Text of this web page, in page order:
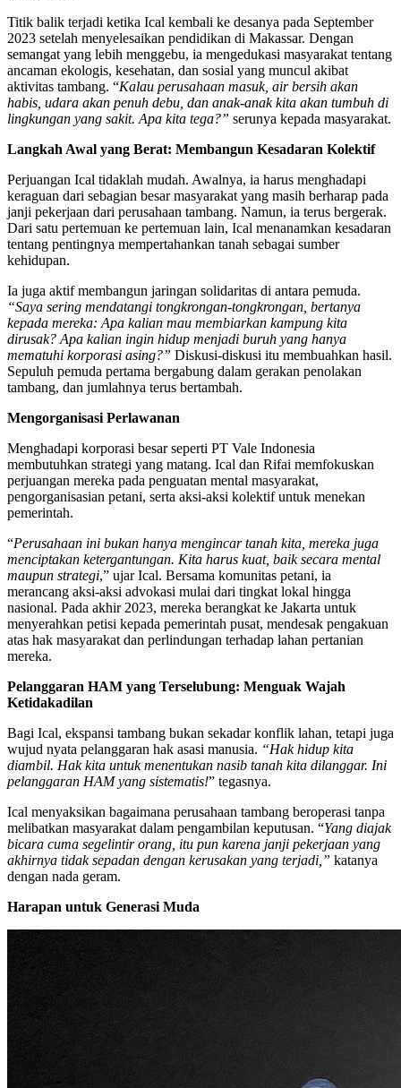
Titik balik terjadi ketika Ical kembali ke desanya pada September
2023 setelah menyelesaikan pendidikan di Makassar. Dengan
semangat yang lebih menggebu, ia mengedukasi masyarakat tentang
ancaman ekologis, kesehatan, dan sosial yang muncul akibat
aktivitas tambang. “Kalau perusahaan masuk, air bersih akan
habis, udara akan penuh debu, dan anak-anak kita akan tumbuh di
lingkungan yang sakit. Apa kita tega?” serunya kepada masyarakat.
Langkah Awal yang Berat: Membangun Kesadaran Kolektif
Perjuangan Ical tidaklah mudah. Awalnya, ia harus menghadapi
keraguan dari sebagian besar masyarakat yang masih berharap pada
janji pekerjaan dari perusahaan tambang. Namun, ia terus bergerak.
Dari satu pertemuan ke pertemuan lain, Ical menanamkan kesadaran
tentang pentingnya mempertahankan tanah sebagai sumber
kehidupan.
Ia juga aktif membangun jaringan solidaritas di antara pemuda.
“Saya sering mendatangi tongkrongan-tongkrongan, bertanya
kepada mereka: Apa kalian mau membiarkan kampung kita
dirusak? Apa kalian ingin hidup menjadi buruh yang hanya
mematuhi korporasi asing?” Diskusi-diskusi itu membuahkan hasil.
Sepuluh pemuda pertama bergabung dalam gerakan penolakan
tambang, dan jumlahnya terus bertambah.
Mengorganisasi Perlawanan
Menghadapi korporasi besar seperti PT Vale Indonesia
membutuhkan strategi yang matang. Ical dan Rifai memfokuskan
perjuangan mereka pada penguatan mental masyarakat,
pengorganisasian petani, serta aksi-aksi kolektif untuk menekan
pemerintah.
“Perusahaan ini bukan hanya mengincar tanah kita, mereka juga
menciptakan ketergantungan. Kita harus kuat, baik secara mental
maupun strategi,” ujar Ical. Bersama komunitas petani, ia
merancang aksi-aksi advokasi mulai dari tingkat lokal hingga
nasional. Pada akhir 2023, mereka berangkat ke Jakarta untuk
menyerahkan petisi kepada pemerintah pusat, mendesak pengakuan
atas hak masyarakat dan perlindungan terhadap lahan pertanian
mereka.
Pelanggaran HAM yang Terselubung: Menguak Wajah
Ketidakadilan
Bagi Ical, ekspansi tambang bukan sekadar konflik lahan, tetapi juga
wujud nyata pelanggaran hak asasi manusia. “Hak hidup kita
diambil. Hak kita untuk menentukan nasib tanah kita dilanggar. Ini
pelanggaran HAM yang sistematis!” tegasnya.
Ical menyaksikan bagaimana perusahaan tambang beroperasi tanpa
melibatkan masyarakat dalam pengambilan keputusan. “Yang diajak
bicara cuma segelintir orang, itu pun karena janji pekerjaan yang
akhirnya tidak sepadan dengan kerusakan yang terjadi,” katanya
dengan nada geram.
Harapan untuk Generasi Muda